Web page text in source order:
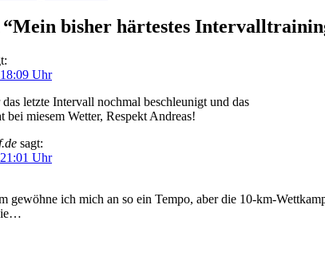
bisher härtestes
Uhr
letzte Intervall nochmal beschleunigt und das
bei miesem Wetter, Respekt Andreas!
sagt:
Uhr
gewöhne ich mich an so ein Tempo, aber die 10-km-